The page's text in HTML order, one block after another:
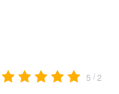
5 /2